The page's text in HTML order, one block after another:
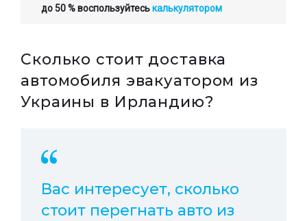
до 50 % воспользуйтеськалькулятором
Сколько стоит доставка
автомобиля эвакуатором из
Украины в Ирландию?
Вас интересует, сколько
стоит перегнать авто из